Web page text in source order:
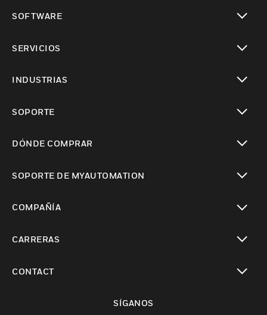
SOFTWARE
SERVICIOS
INDUSTRIAS
SOPORTE
DÓNDE COMPRAR
SOPORTE DE MYAUTOMATION
COMPAÑÍA
CARRERAS
CONTACT
SÍGANOS